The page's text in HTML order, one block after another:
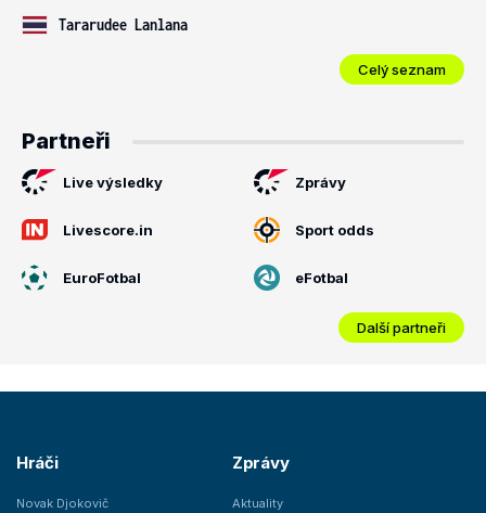
Tararudee Lanlana
Celý seznam
Partneři
Live výsledky Zprávy
Livescore.in Sport odds
EuroFotbal eFotbal
Další partneři
Hráči
Novak Djokovič
Zprávy
Aktuality